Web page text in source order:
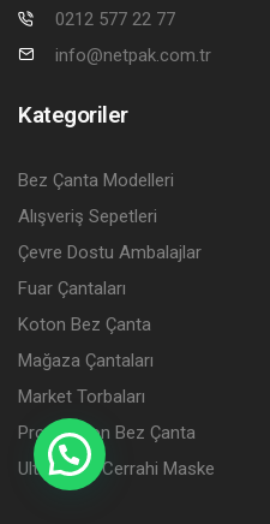
Kategoriler
Bez Çanta Modelleri
Alışveriş Sepetleri
Çevre Dostu Ambalajlar
Fuar Çantaları
Koton Bez Çanta
Mağaza Çantaları
Market Torbaları
Promosyon Bez Çanta
Ultramask Cerrahi Maske
0212 577 22 77
info@netpak.com.tr